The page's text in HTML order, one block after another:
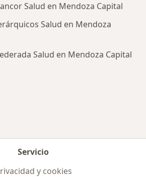
Salud en Mendoza Capital
Salud en Mendoza
Salud en Mendoza Capital
Servicio
y cookies